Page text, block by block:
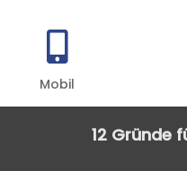

Mobil
12 Gründe